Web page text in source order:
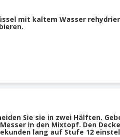
mit kaltem Wasser
Sie sie in zwei Hälften.
in den Mixtopf. Den
lang auf Stufe 12